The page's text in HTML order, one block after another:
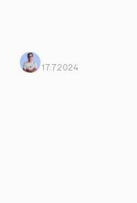
17.7.2024